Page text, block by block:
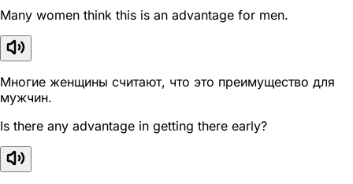
Many women think this is an advantage for men.
Многие женщины считают, что это преимущество для
мужчин.
Is there any advantage in getting there early?